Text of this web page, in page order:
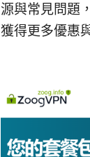
源與常見問題
獲得更多優惠